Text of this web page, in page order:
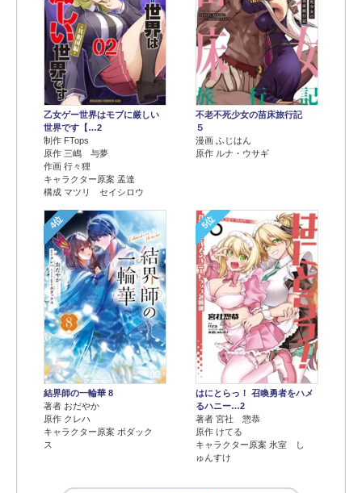
乙女ゲー世界はモブに厳しい
世界です【…2
制作 FTops
原作 三嶋 与夢
作画 行々狸
キャラクター原案 孟達
構成 マツリ セイシロウ
不老不死少女の苗床旅行記
５
漫画 ふじはん
原作 ルナ・ウサギ
4位
結界師の一輪華 8
著者 おだやか
原作 クレハ
キャラクター原案 ボダック
ス
5位
はにとらっ！ 召喚勇者をハメ
るハニー…2
著者 宮社 惣恭
原作 けてる
キャラクター原案 氷室 し
ゅんすけ